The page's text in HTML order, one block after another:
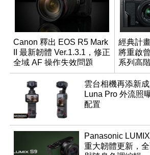
Canon 釋出 EOS R5 Mark
II 最新韌體 Ver.1.3.1，修正
全域 AF 操作失效問題
經典計
將重啟
系列高
雲台相機再添新
Luna Pro 外流照
配置
Panasonic
重大韌體更新，